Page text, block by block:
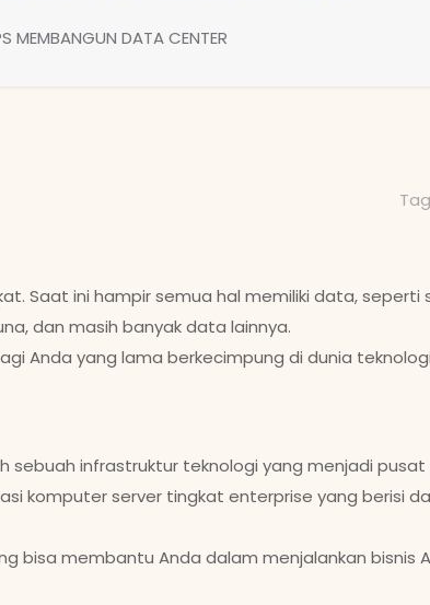
MEMBANGUN DATA CENTER
Saat ini hampir semua hal memiliki data, seperti
dan masih banyak data lainnya.
Anda yang lama berkecimpung di dunia
infrastruktur teknologi yang menjadi
komputer server tingkat enterprise yang berisi
bisa membantu Anda dalam menjalankan bisnis